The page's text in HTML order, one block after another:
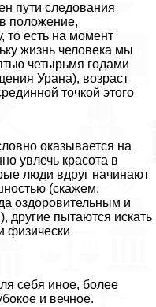
пути следования
положение,
то есть на момент
жизнь человека мы
четырьмя годами
Урана), возраст
точкой этого
оказывается на
увлечь красота в
люди вдруг начинают
(скажем,
оздоровительным и
другие пытаются искать
физически
себя иное, более
и вечное.